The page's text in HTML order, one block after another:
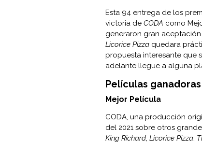
Esta 94 entrega de los
victoria de CODA como
generaron gran
Licorice Pizza quedara
propuesta interesante que
adelante llegue a alguna
Películas
Mejor Película
CODA, una producción
del 2021 sobre otros
King Richard, Licorice Pizza,